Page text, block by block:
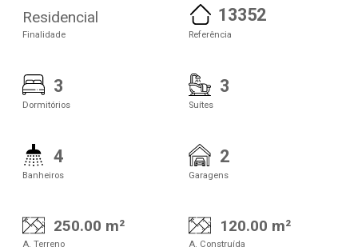
Residencial
Finalidade
13352
Referência
3
Dormitórios
3
Suítes
4
Banheiros
2
Garagens
250.00 m²
A. Terreno
120.00 m²
A. Construída